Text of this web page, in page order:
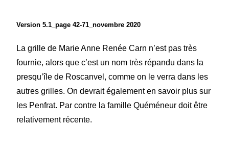
Version 5.1_page 42-71_novembre 2020
La grillede Marie Anne Renée Carn n’est pas très
fournie, alors que c’est un nom très répandu dans la
presqu’île de Roscanvel, comme on le verra dans les
autres grilles.On devrait également en savoir plus sur
les Penfrat. Par contre la famille Quéméneur doit être
relativement récente.